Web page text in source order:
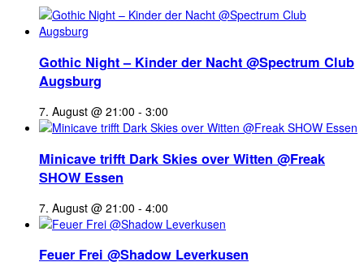
Gothic Night – Kinder der Nacht @Spectrum Club
Augsburg
7. August @ 21:00 - 3:00
Minicave trifft Dark Skies over Witten @Freak
SHOW Essen
7. August @ 21:00 - 4:00
Feuer Frei @Shadow Leverkusen